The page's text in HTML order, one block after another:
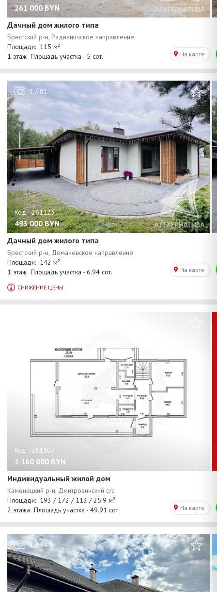
261 000 BYN
Дачный дом жилого типа
1 / 81
493 000 BYN
Дачный дом жилого типа
1 160 000 BYN
Индивидуальный жилой дом
1/34